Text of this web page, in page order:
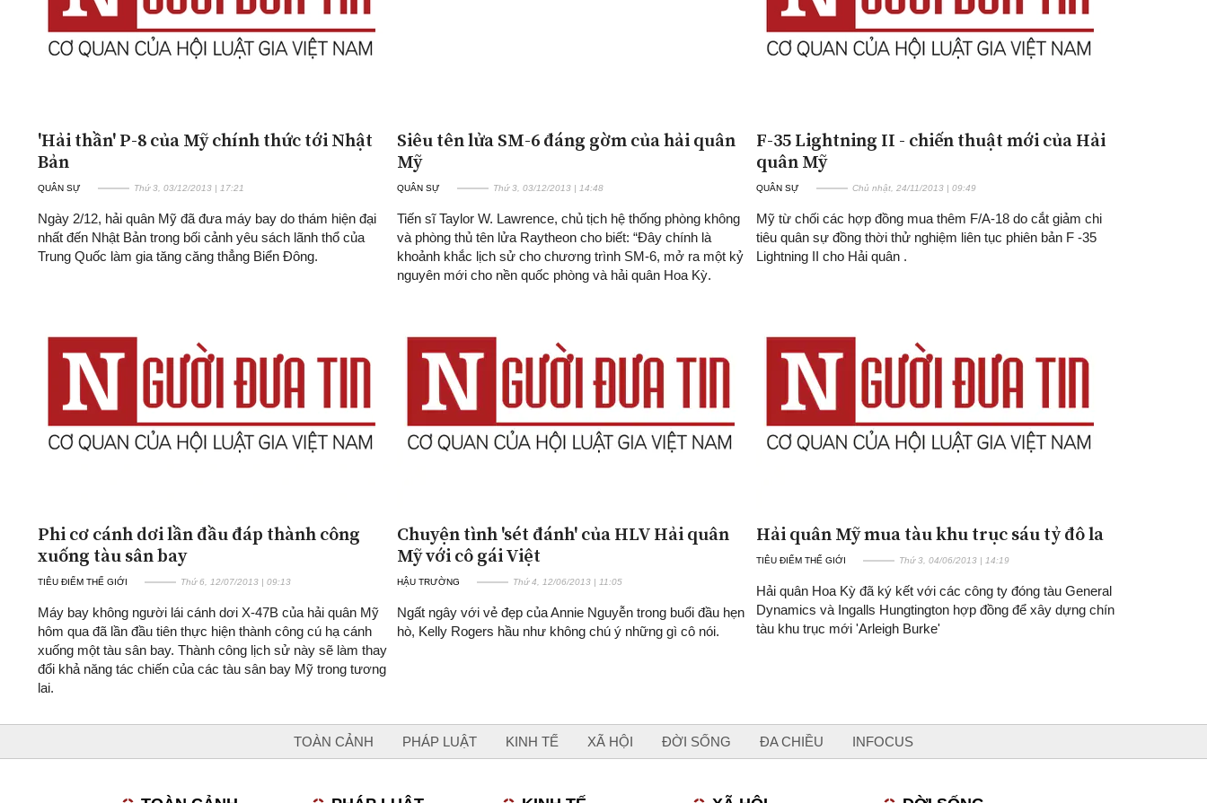
'Hải thần' P-8 của Mỹ chính thức tới Nhật
Bản
QUÂN SỰ Thứ 3, 03/12/2013 | 17:21
Ngày 2/12, hải quân Mỹ đã đưa máy bay do thám hiện đại
nhất đến Nhật Bản trong bối cảnh yêu sách lãnh thổ của
Trung Quốc làm gia tăng căng thẳng Biển Đông.
Siêu tên lửa SM-6 đáng gờm của hải quân
Mỹ
QUÂN SỰ Thứ 3, 03/12/2013 | 14:48
Tiến sĩ Taylor W. Lawrence, chủ tịch hệ thống phòng không
và phòng thủ tên lửa Raytheon cho biết: “Đây chính là
khoảnh khắc lịch sử cho chương trình SM-6, mở ra một kỷ
nguyên mới cho nền quốc phòng và hải quân Hoa Kỳ.
F-35 Lightning II - chiến thuật mới của Hải
quân Mỹ
QUÂN SỰ Chủ nhật, 24/11/2013 | 09:49
Mỹ từ chối các hợp đồng mua thêm F/A-18 do cắt giảm chi
tiêu quân sự đồng thời thử nghiệm liên tục phiên bản F -35
Lightning II cho Hải quân .
Phi cơ cánh dơi lần đầu đáp thành công
xuống tàu sân bay
TIÊU ĐIỂM THẾ GIỚI Thứ 6, 12/07/2013 | 09:13
Máy bay không người lái cánh dơi X-47B của hải quân Mỹ
hôm qua đã lần đầu tiên thực hiện thành công cú hạ cánh
xuống một tàu sân bay. Thành công lịch sử này sẽ làm thay
đổi khả năng tác chiến của các tàu sân bay Mỹ trong tương
lai.
Chuyện tình 'sét đánh' của HLV Hải quân
Mỹ với cô gái Việt
HẬU TRƯỜNG Thứ 4, 12/06/2013 | 11:05
Ngất ngây với vẻ đẹp của Annie Nguyễn trong buổi đầu hẹn
hò, Kelly Rogers hầu như không chú ý những gì cô nói.
Hải quân Mỹ mua tàu khu trục sáu tỷ đô la
TIÊU ĐIỂM THẾ GIỚI Thứ 3, 04/06/2013 | 14:19
Hải quân Hoa Kỳ đã ký kết với các công ty đóng tàu General
Dynamics và Ingalls Hungtington hợp đồng để xây dựng chín
tàu khu trục mới 'Arleigh Burke'
TOÀN CẢNH PHÁP LUẬT KINH TẾ XÃ HỘI ĐỜI SỐNG ĐA CHIỀU INFOCUS